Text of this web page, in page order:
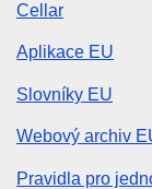
Cellar
Aplikace EU
Slovníky EU
Webový archiv
Pravidla pro